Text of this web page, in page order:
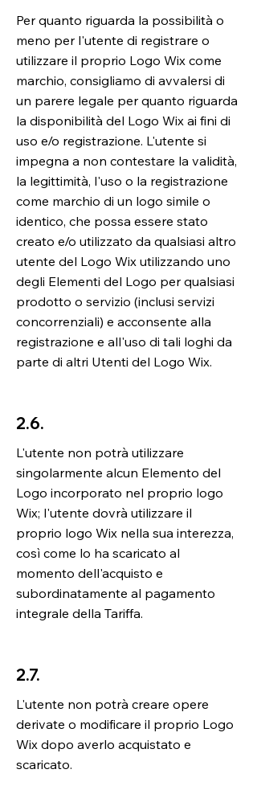
Per quanto riguarda la possibilità o
meno per l'utente di registrare o
utilizzare il proprio Logo Wix come
marchio, consigliamo di avvalersi di
un parere legale per quanto riguarda
la disponibilità del Logo Wix ai fini di
uso e/o registrazione. L'utente si
impegna a non contestare la validità,
la legittimità, l'uso o la registrazione
come marchio di un logo simile o
identico, che possa essere stato
creato e/o utilizzato da qualsiasi altro
utente del Logo Wix utilizzando uno
degli Elementi del Logo per qualsiasi
prodotto o servizio (inclusi servizi
concorrenziali) e acconsente alla
registrazione e all'uso di tali loghi da
parte di altri Utenti del Logo Wix.
2.6.
L'utente non potrà utilizzare
singolarmente alcun Elemento del
Logo incorporato nel proprio logo
Wix; l'utente dovrà utilizzare il
proprio logo Wix nella sua interezza,
così come lo ha scaricato al
momento dell'acquisto e
subordinatamente al pagamento
integrale della Tariffa.
2.7.
L'utente non potrà creare opere
derivate o modificare il proprio Logo
Wix dopo averlo acquistato e
scaricato.